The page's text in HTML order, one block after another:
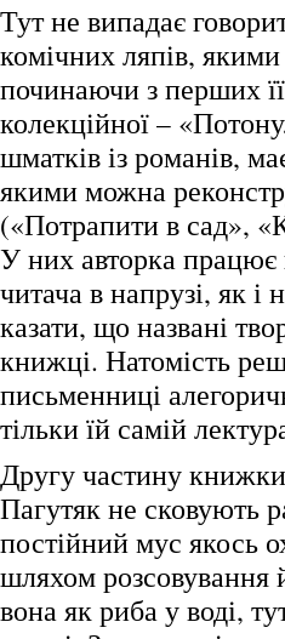
Тут не випадає
комічних ляпів,
починаючи з перших
колекційної –
шматків із романів,
якими можна
(«Потрапити в сад»,
У них авторка працює
читача в напрузі, як
казати, що названі
книжці. Натомість
письменниці
тільки їй самій
Другу частину
Пагутяк не сковують
постійний мус якось
шляхом розсовування
вона як риба у воді,